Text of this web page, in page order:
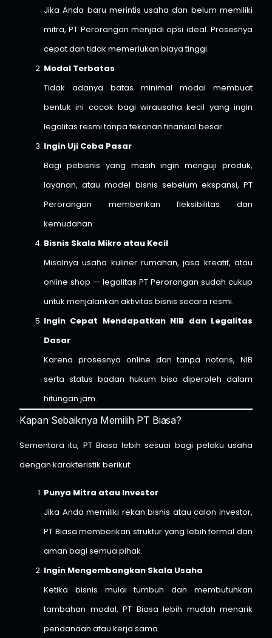
Jika Anda baru merintis usaha dan belum memiliki
mitra, PT Perorangan menjadi opsi ideal. Prosesnya
cepat dan tidak memerlukan biaya tinggi.
Modal Terbatas
Tidak adanya batas minimal modal membuat
bentuk ini cocok bagi wirausaha kecil yang ingin
legalitas resmi tanpa tekanan finansial besar.
Ingin Uji Coba Pasar
Bagi pebisnis yang masih ingin menguji produk,
layanan, atau model bisnis sebelum ekspansi, PT
Perorangan memberikan fleksibilitas dan
kemudahan.
Bisnis Skala Mikro atau Kecil
Misalnya usaha kuliner rumahan, jasa kreatif, atau
online shop — legalitas PT Perorangan sudah cukup
untuk menjalankan aktivitas bisnis secara resmi.
Ingin Cepat Mendapatkan NIB dan Legalitas
Dasar
Karena prosesnya online dan tanpa notaris, NIB
serta status badan hukum bisa diperoleh dalam
hitungan jam.
Kapan Sebaiknya Memilih PT Biasa?
Sementara itu, PT Biasa lebih sesuai bagi pelaku usaha
dengan karakteristik berikut:
Punya Mitra atau Investor
Jika Anda memiliki rekan bisnis atau calon investor,
PT Biasa memberikan struktur yang lebih formal dan
aman bagi semua pihak.
Ingin Mengembangkan Skala Usaha
Ketika bisnis mulai tumbuh dan membutuhkan
tambahan modal, PT Biasa lebih mudah menarik
pendanaan atau kerja sama.